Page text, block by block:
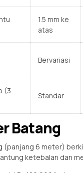
1.5 mm ke
atas
Bervariasi
(3
Standar
Batang
(panjang 6 meter)
ketebalan dan